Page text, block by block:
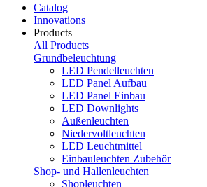
Catalog
Innovations
Products
All Products
Grundbeleuchtung
LED Pendelleuchten
LED Panel Aufbau
LED Panel Einbau
LED Downlights
Außenleuchten
Niedervoltleuchten
LED Leuchtmittel
Einbauleuchten Zubehör
Shop- und Hallenleuchten
Shopleuchten